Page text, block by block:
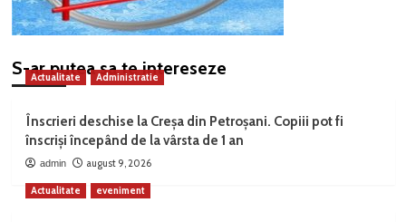
S-ar putea sa te intereseze
Actualitate Administratie
Înscrieri deschise la Creșa din Petroșani. Copiii pot fi
înscriși începând de la vârsta de 1 an
admin august 9, 2026
Actualitate eveniment